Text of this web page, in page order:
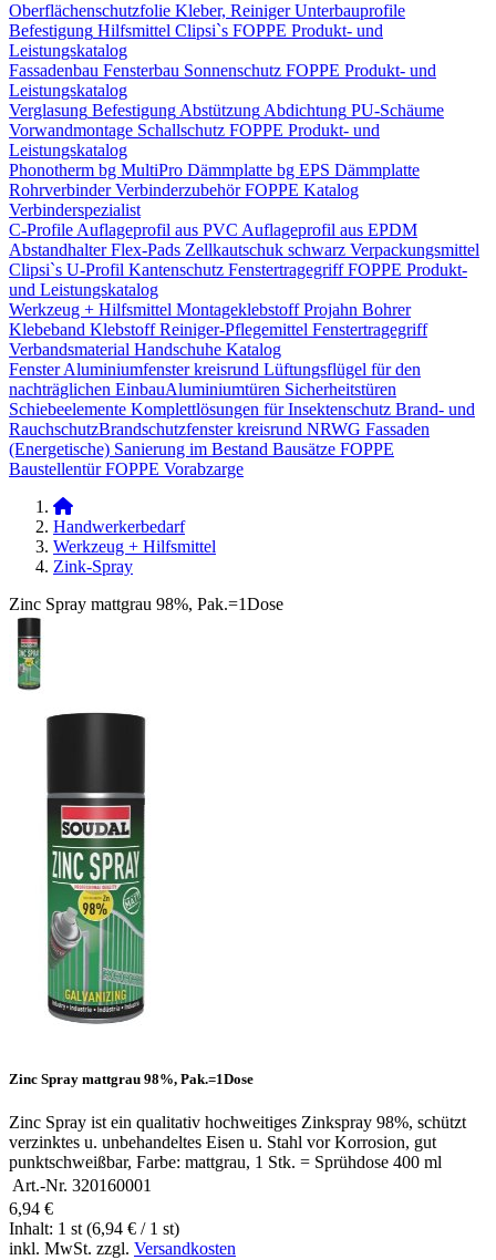
Oberflächenschutzfolie Kleber, Reiniger Unterbauprofile
Befestigung Hilfsmittel Clipsi`s FOPPE Produkt- und
Leistungskatalog
Fassadenbau Fensterbau Sonnenschutz FOPPE Produkt- und
Leistungskatalog
Verglasung Befestigung Abstützung Abdichtung PU-Schäume
Vorwandmontage Schallschutz FOPPE Produkt- und
Leistungskatalog
Phonotherm bg MultiPro Dämmplatte bg EPS Dämmplatte
Rohrverbinder Verbinderzubehör FOPPE Katalog
Verbinderspezialist
C-Profile Auflageprofil aus PVC Auflageprofil aus EPDM
Abstandhalter Flex-Pads Zellkautschuk schwarz Verpackungsmittel
Clipsi`s U-Profil Kantenschutz Fenstertragegriff FOPPE Produkt-
und Leistungskatalog
Werkzeug + Hilfsmittel Montageklebstoff Projahn Bohrer
Klebeband Klebstoff Reiniger-Pflegemittel Fenstertragegriff
Verbandsmaterial Handschuhe Katalog
Fenster Aluminiumfenster kreisrund Lüftungsflügel für den
nachträglichen Einbau​Aluminiumtüren Sicherheitstüren
Schiebeelemente Komplettlösungen für Insektenschutz Brand- und
Rauchschutz​Brandschutzfenster kreisrund NRWG Fassaden
(Energetische) Sanierung im Bestand Bausätze FOPPE
Baustellentür FOPPE Vorabzarge
Handwerkerbedarf
Werkzeug + Hilfsmittel
Zink-Spray
Zinc Spray mattgrau 98%, Pak.=1Dose
Zinc Spray mattgrau 98%, Pak.=1Dose
Zinc Spray ist ein qualitativ hochweitiges Zinkspray 98%, schützt
verzinktes u. unbehandeltes Eisen u. Stahl vor Korrosion, gut
punktschweißbar, Farbe: mattgrau, 1 Stk. = Sprühdose 400 ml
Art.-Nr. 320160001
6,94 €
Inhalt: 1 st (6,94 € / 1 st)
inkl. MwSt. zzgl. Versandkosten